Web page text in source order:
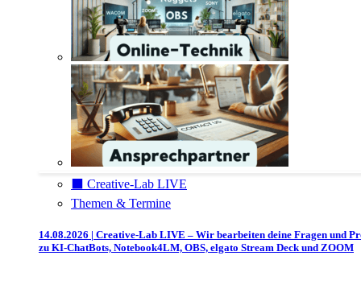
⬛️ Creative-Lab LIVE
Themen & Termine
14.08.2026 | Creative-Lab LIVE – Wir bearbeiten deine Fragen und
zu KI-ChatBots, Notebook4LM, OBS, elgato Stream Deck und ZOOM